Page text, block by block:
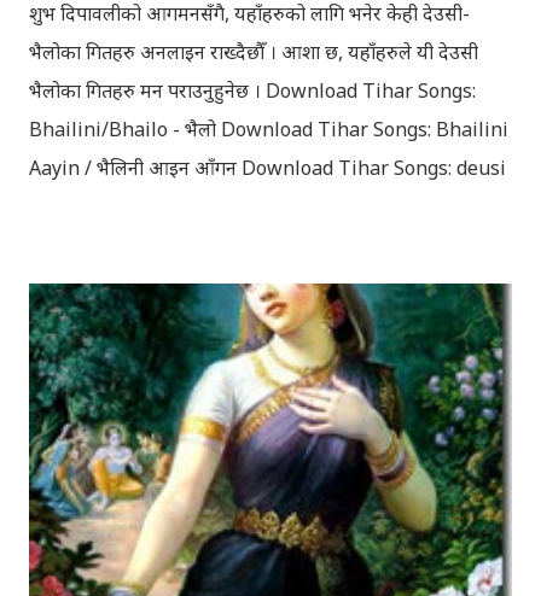
शुभ दिपावलीको आगमनसँगै, यहाँहरुको लागि भनेर केही देउसी-
भैलोका गितहरु अनलाइन राख्दैछौँ । आशा छ, यहाँहरुले यी देउसी
भैलोका गितहरु मन पराउनुहुनेछ । Download Tihar Songs:
Bhailini/Bhailo - भैलो Download Tihar Songs: Bhailini
Aayin / भैलिनी आइन आँगन Download Tihar Songs: deusi
Songs: diyo baali sanjh ko / दियो बाली साँझ को
Download: Tihar Dhun (Deusi,Bhailo)/ तिहार धुन(देउसी
भैलो)- सुरसुधा नोट: यी अपलोड गरिएका गितसंगितहरु व्यावसायिक
प्रायोजनको लागि प्रयोग नगर्न आग्रह गर्दछौँ । इन्टरनेटमा भेटिएका
गितहरुलाई हामीले यहाँ एकै ठाउँमा सजिलोको लागि राखिदिएको मात्र
हौँ । तपाई यदि यी गित संगितको सर्जक हुनुहुन्छ र गित संगित यहाँबाट
हटाउनुपर्ने भए जानकारी गराउनुहोला । फेरी एकपटक शुभ दिपावलीको
हार्दिक मंगलमय शुभकामना व्यक्त गर्दछौँ ।